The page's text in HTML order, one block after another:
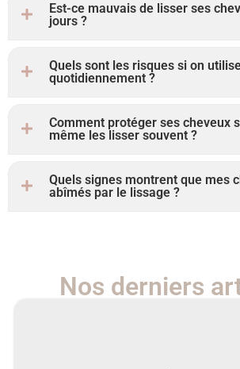
Est-ce mauvais de lisser ses
jours ?
Quels sont les risques si on
quotidiennement ?
Comment protéger ses cheveux
même les lisser souvent ?
Quels signes montrent que mes
abîmés par le lissage ?
Nos derniers